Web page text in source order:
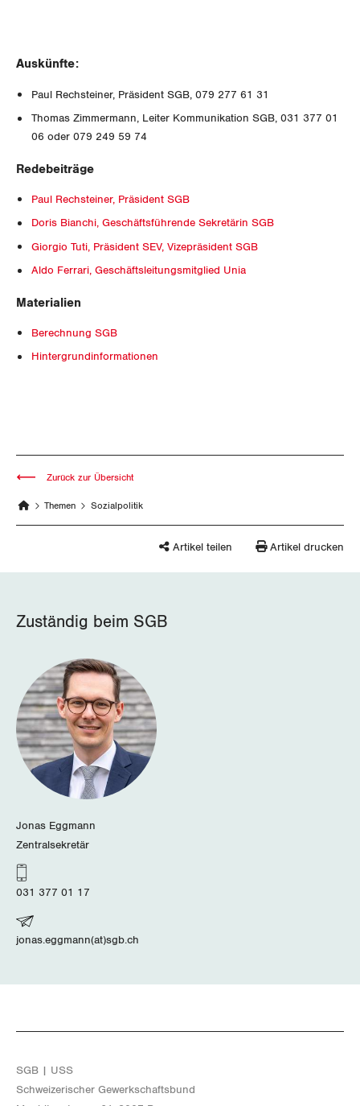
Nidwalden
Schaffhausen
St. Gallen-Appenzell
Wallis
Zürich
Auskünfte:
Paul Rechsteiner, Präsident SGB, 079 277 61 31
Thomas Zimmermann, Leiter Kommunikation SGB, 031 377 01
06 oder 079 249 59 74
Redebeiträge
Paul Rechsteiner, Präsident SGB
Doris Bianchi, Geschäftsführende Sekretärin SGB
Giorgio Tuti, Präsident SEV, Vizepräsident SGB
Aldo Ferrari, Geschäftsleitungsmitglied Unia
Materialien
Berechnung SGB
Hintergrundinformationen
Themen Sozialpolitik
Zurück zur Übersicht
Artikel teilen Artikel drucken
Zuständig beim SGB
Jonas Eggmann
Zentralsekretär
031 377 01 17
jonas.eggmann(at)sgb.ch
SGB | USS
Schwei­ze­ri­scher Ge­werk­schafts­bund